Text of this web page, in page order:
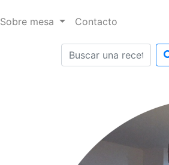
Sobre mesa Contacto